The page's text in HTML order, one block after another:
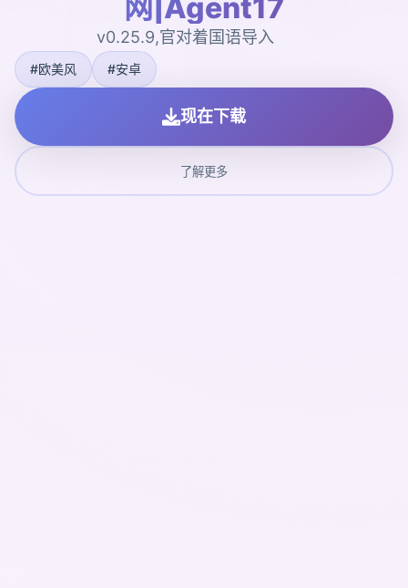
网|Agent17
v0.25.9,官对着国语导入
#欧美风 #安卓
现在下载
了解更多